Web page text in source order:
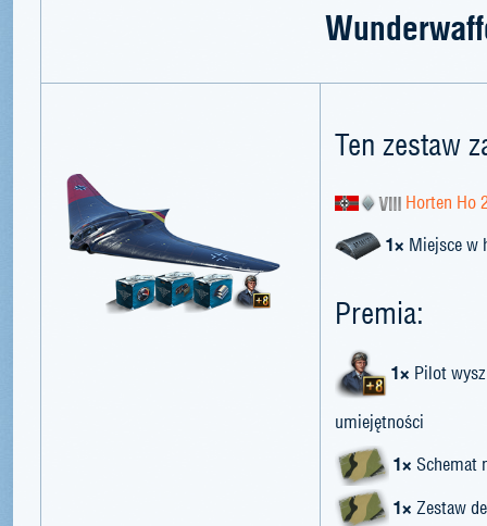
Ten zestaw
Horten Ho
1× Miejsce w
Premia:
1× Pilot
umiejętności
1× Schemat
1× Zestaw